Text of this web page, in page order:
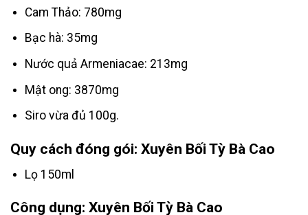
Cam Thảo: 780mg
Bạc hà: 35mg
Nước quả Armeniacae: 213mg
Mật ong: 3870mg
Siro vừa đủ 100g.
Quy cách đóng gói: Xuyên Bối Tỳ Bà Cao
Lọ 150ml
Công dụng: Xuyên Bối Tỳ Bà Cao